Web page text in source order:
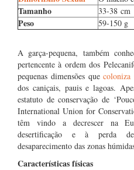
Tamanho 33-38 cm
Peso 59-150 g
A garça-pequena, também
pertencente à ordem dos
pequenas dimensões quecoloniza
dos caniçais, pauis e lagoas.
estatuto de conservação de
International Union for
têm vindo a decrescer na
desertificação e à perda
desaparecimento das zonas
Características físicas